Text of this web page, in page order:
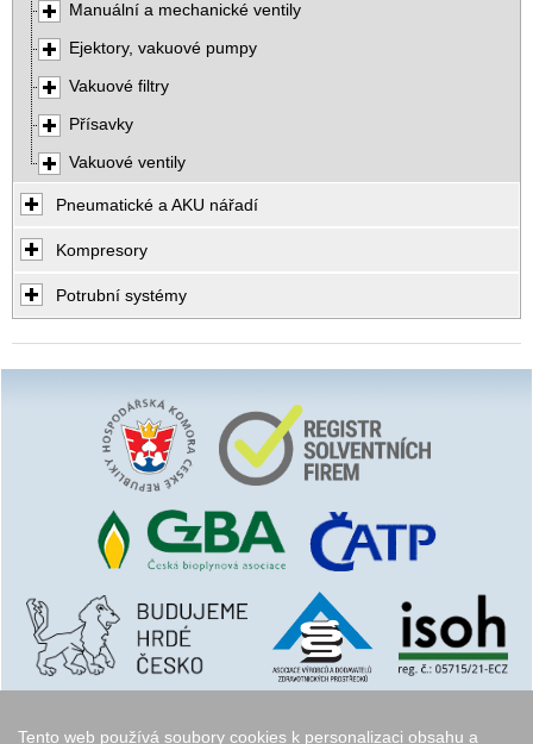
Tento web používá soubory cookies k personalizaci obsahu a
Manuální a mechanické ventily
Ejektory, vakuové pumpy
Vakuové filtry
Přísavky
Vakuové ventily
Pneumatické a AKU nářadí
Kompresory
Potrubní systémy